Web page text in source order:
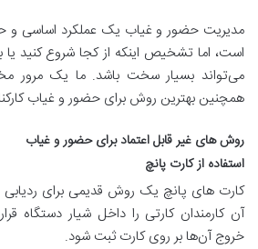
مدیریت حضور و غیاب یک عملکرد اساسی و
است، اما تشخیص اینکه از کجا شروع کنید یا
می‌تواند بسیار سخت باشد. ما یک مرور
همچنین بهترین روش برای حضور و غیاب
روش های غیر قابل اعتماد برای حضور و غیاب
استفاده از کارت پانچ
کارت های پانچ یک روش قدیمی برای
آن کارمندان کارتی را داخل شیار دستگاه
خروج آن‌ها بر روی کارت ثبت شود.